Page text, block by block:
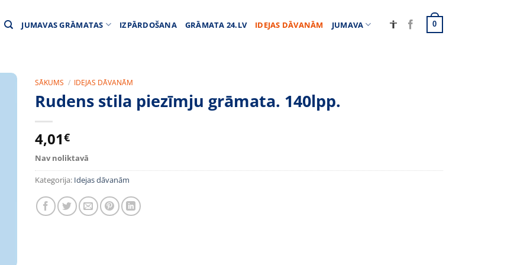
JUMAVAS GRĀMATAS IZPĀRDOŠANA GRĀMATA 24.LV IDEJAS DĀVANĀM JUMAVA 0
SĀKUMS / IDEJAS DĀVANĀM
Rudens stila piezīmju grāmata. 140lpp.
4,01€
Nav noliktavā
Kategorija: Idejas dāvanām